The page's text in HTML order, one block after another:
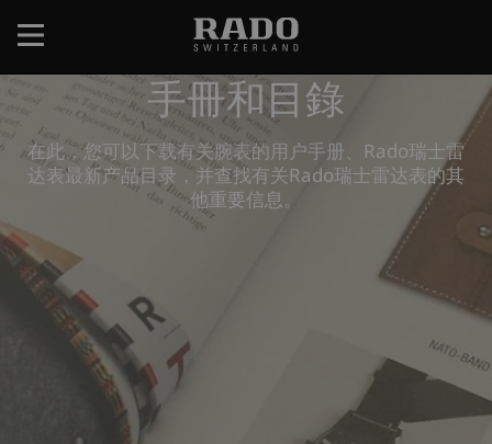
主
手冊和目錄
在此，您可以下载有关腕表的用户手册、Rado瑞士雷
达表最新产品目录，并查找有关Rado瑞士雷达表的其
他重要信息。